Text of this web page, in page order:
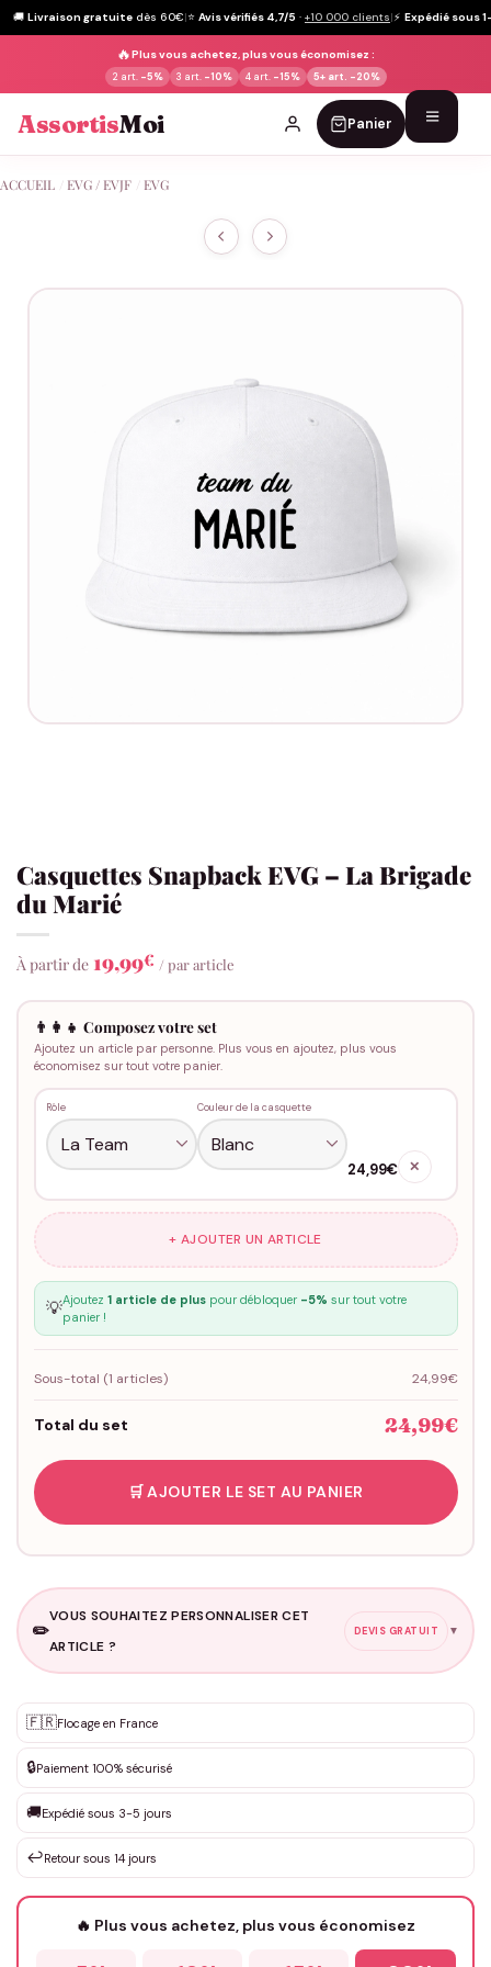
🚚 Livraison gratuite dès 60€|⭐ Avis vérifiés 4,7/5 · +10 000 clients|⚡ Expédié sous
🔥Plus vous achetez, plus vous économisez :
2 art. -5% 3 art. -10% 4 art. -15% 5+ art. -20%
AssortisMoi Panier
au
ACCUEIL EVG / EVJF EVG
Casquettes Snapback EVG – La Brigade
du Marié
À partir de 19,99€ / par article
👨‍👩‍👧 Composez votre set
Ajoutez un article par personne. Plus vous en ajoutez, plus vous
économisez sur tout votre panier.
Rôle Couleur de la casquette
24,99€ ✕
+ AJOUTER UN ARTICLE
💡Ajoutez 1 article de pluspour débloquer -5% sur tout votre
panier !
Sous-total (1 articles) 24,99€
Total du set 24,99€
🛒 AJOUTER LE SET AU PANIER
✏️
VOUS SOUHAITEZ PERSONNALISER CET
ARTICLE ?
DEVIS GRATUIT ▼
✨ Personnalisation sur mesure
DEVIS GRATUIT · Personnalisation de 3 à 10€ selon la demande
Que souhaitez-vous ?*
Votre texte / idée*
🇫🇷Flocage en France
🔒Paiement 100% sécurisé
🚚Expédié sous 3-5 jours
↩️Retour sous 14 jours
🔥 Plus vous achetez, plus vous économisez